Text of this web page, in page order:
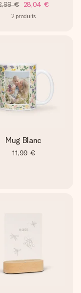
€ 28,04 €
2 produits
Mug Blanc
11,99 €